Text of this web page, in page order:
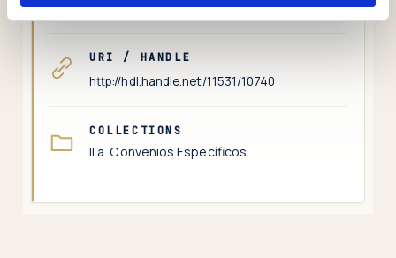
Colaboración docente
URI / HANDLE
http://hdl.handle.net/11531/10740
COLLECTIONS
II.a. Convenios Específicos